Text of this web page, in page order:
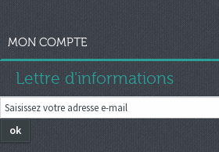
MON COMPTE
Lettre d'informations
ok